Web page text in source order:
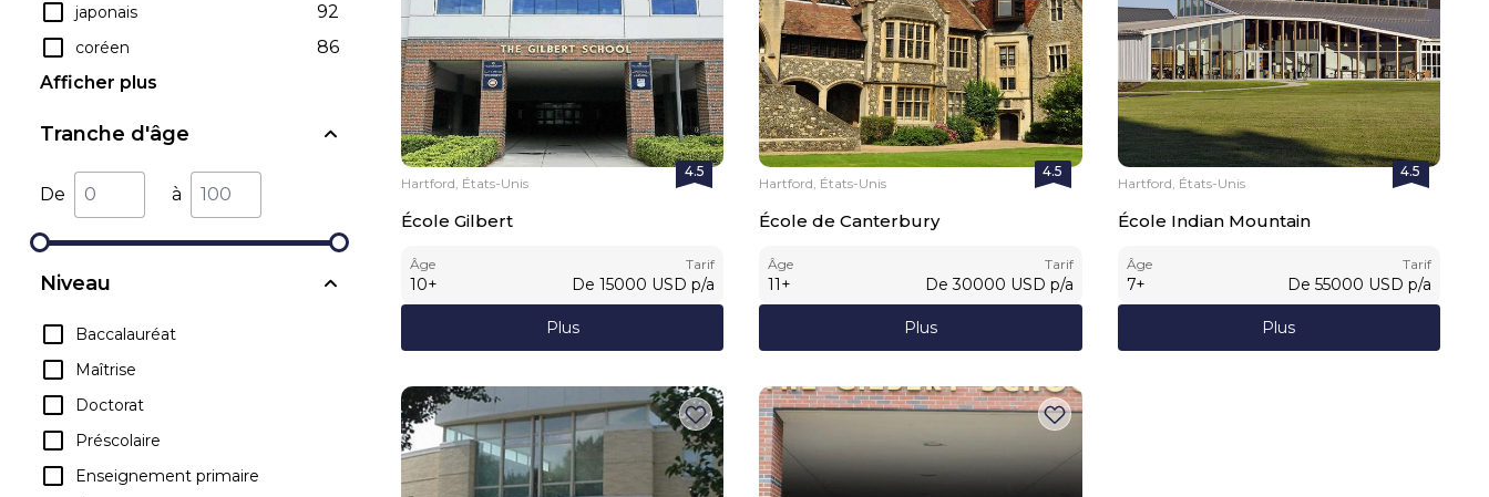
japonais 92
coréen
86
Afficher plus
Tranche d'âge
De à
Niveau
Baccalauréat
Maîtrise
Doctorat
Préscolaire
Enseignement primaire
4.5
Hartford, États-Unis
École Gilbert
Âge
10+
Tarif
De 15000 USD p/a
Plus
4.5
Hartford, États-Unis
École de Canterbury
Âge
11+
Tarif
De 30000 USD p/a
Plus
4.5
Hartford, États-Unis
École Indian Mountain
Âge
7+
Tarif
De 55000 USD p/a
Plus